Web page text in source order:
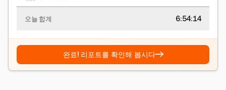
오늘 합계 6:54:15
완료! 리포트를 확인해 봅시다→